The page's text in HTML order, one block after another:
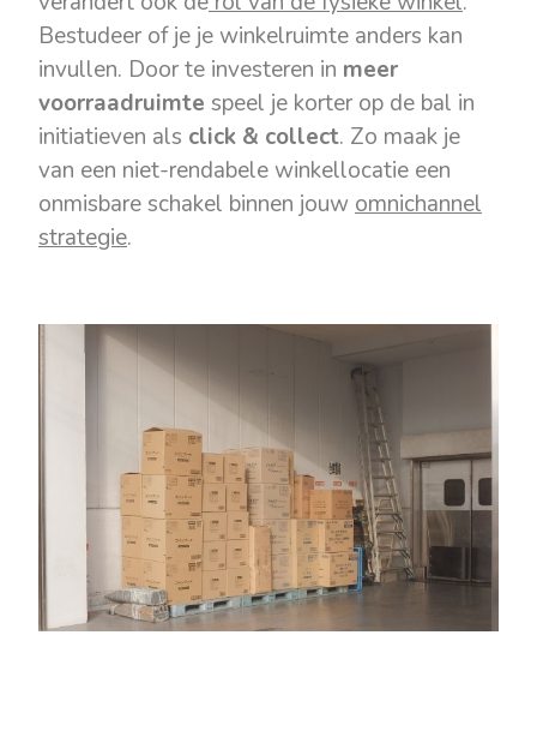
Bestudeer of je je winkelruimte anders kan
invullen. Door te investeren in meer
voorraadruimte speel je korter op de bal in
initiatieven als click & collect. Zo maak je
van een niet-rendabele winkellocatie een
onmisbare schakel binnen jouw omnichannel
strategie.